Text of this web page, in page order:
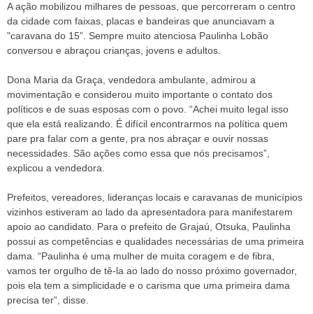
A ação mobilizou milhares de pessoas, que percorreram o centro
da cidade com faixas, placas e bandeiras que anunciavam a
"caravana do 15”. Sempre muito atenciosa Paulinha Lobão
conversou e abraçou crianças, jovens e adultos.
Dona Maria da Graça, vendedora ambulante, admirou a
movimentação e considerou muito importante o contato dos
políticos e de suas esposas com o povo. “Achei muito legal isso
que ela está realizando. É difícil encontrarmos na política quem
pare pra falar com a gente, pra nos abraçar e ouvir nossas
necessidades. São ações como essa que nós precisamos”,
explicou a vendedora.
Prefeitos, vereadores, lideranças locais e caravanas de municípios
vizinhos estiveram ao lado da apresentadora para manifestarem
apoio ao candidato. Para o prefeito de Grajaú, Otsuka, Paulinha
possui as competências e qualidades necessárias de uma primeira
dama. “Paulinha é uma mulher de muita coragem e de fibra,
vamos ter orgulho de tê-la ao lado do nosso próximo governador,
pois ela tem a simplicidade e o carisma que uma primeira dama
precisa ter”, disse.